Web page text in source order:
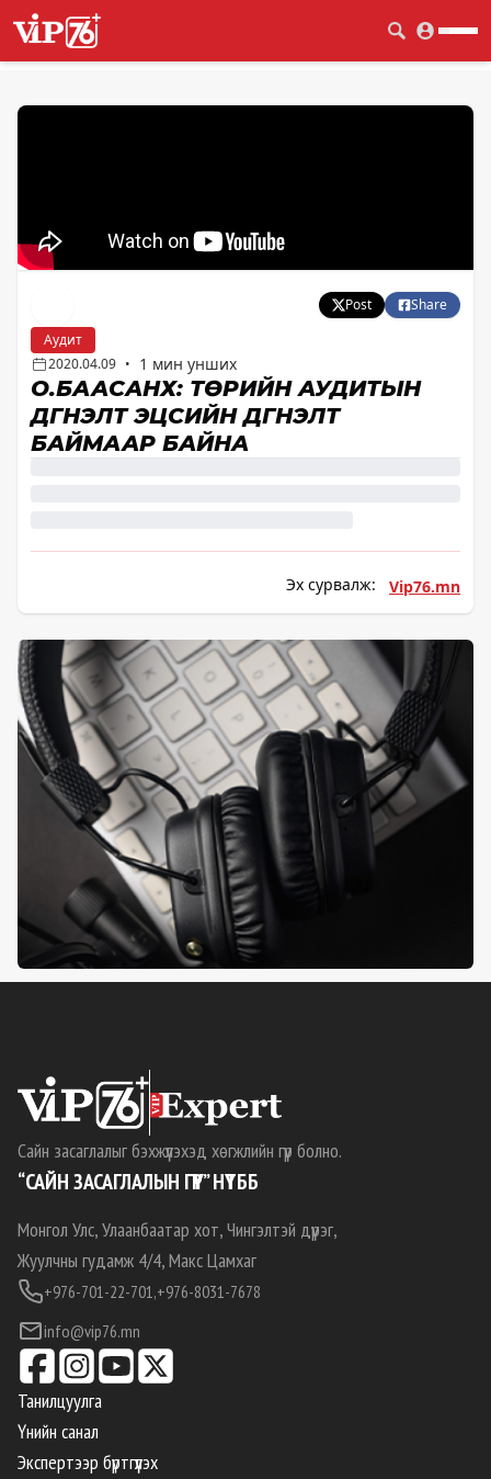
Post
Share
Аудит
2020.04.09 • 1 мин унших
О.БААСАНХҮҮ: ТӨРИЙН АУДИТЫН
ДҮГНЭЛТ ЭЦСИЙН ДҮГНЭЛТ
БАЙМААР БАЙНА
Эх сурвалж: Vip76.mn
Сайн засаглалыг бэхжүүлэхэд хөгжлийн гүүр болно.
“САЙН ЗАСАГЛАЛЫН ГҮҮР” НҮТББ
Монгол Улс, Улаанбаатар хот, Чингэлтэй дүүрэг,
Жуулчны гудамж 4/4, Макс Цамхаг
+976-701-22-701,+976-8031-7678
info@vip76.mn
Танилцуулга
Үнийн санал
Экспертээр бүртгүүлэх